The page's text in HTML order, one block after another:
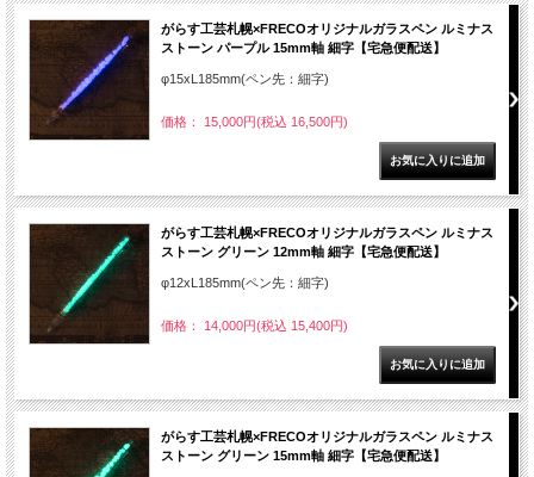
がらす工芸札幌×FRECOオリジナルガラスペン ルミナス
ストーン パープル 15mm軸 細字【宅急便配送】
φ15xL185mm(ペン先：細字)
価格： 15,000円(税込 16,500円)
がらす工芸札幌×FRECOオリジナルガラスペン ルミナス
ストーン グリーン 12mm軸 細字【宅急便配送】
φ12xL185mm(ペン先：細字)
価格： 14,000円(税込 15,400円)
がらす工芸札幌×FRECOオリジナルガラスペン ルミナス
ストーン グリーン 15mm軸 細字【宅急便配送】